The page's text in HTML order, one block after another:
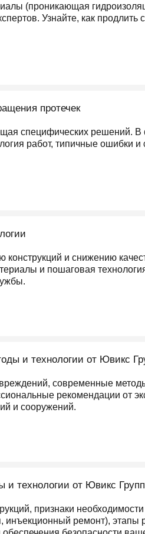
(проникающая
Узнайте, как продлить
протечек
специфических решений. В
работ, типичные ошибки и
и снижению
и пошаговая
и технологии от Ювикс
современные
рекомендации от
и сооружений.
и технологии от Ювикс Групп
признаки необходимости
инъекционный ремонт), этапы